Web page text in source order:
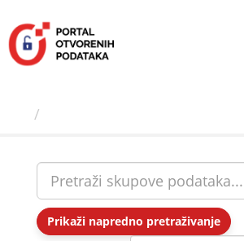
sadržaj
Prikaži napredno pretraživanje